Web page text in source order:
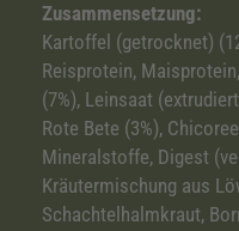
Zusammensetzung:
Kartoffel (getrocknet)
Reisprotein,
(7%), Leinsaat
Rote Bete (3%),
Mineralstoffe, Digest
Kräutermischung aus
Schachtelhalmkraut,